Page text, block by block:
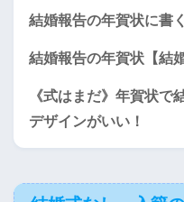
結婚報告の年賀状に書
結婚報告の年賀状【結
《式はまだ》年賀状で
デザインがいい！